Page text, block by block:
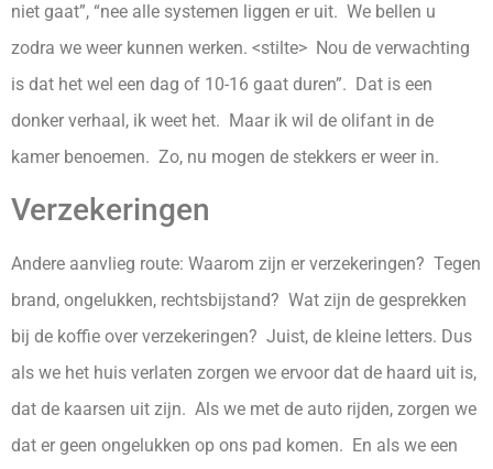
niet gaat”, “nee alle systemen liggen er uit. We bellen u
zodra we weer kunnen werken. <stilte> Nou de verwachting
is dat het wel een dag of 10-16 gaat duren”. Dat is een
donker verhaal, ik weet het. Maar ik wil de olifant in de
kamer benoemen. Zo, nu mogen de stekkers er weer in.
Verzekeringen
Andere aanvlieg route: Waarom zijn er verzekeringen? Tegen
brand, ongelukken, rechtsbijstand? Wat zijn de gesprekken
bij de koffie over verzekeringen? Juist, de kleine letters. Dus
als we het huis verlaten zorgen we ervoor dat de haard uit is,
dat de kaarsen uit zijn. Als we met de auto rijden, zorgen we
dat er geen ongelukken op ons pad komen. En als we een